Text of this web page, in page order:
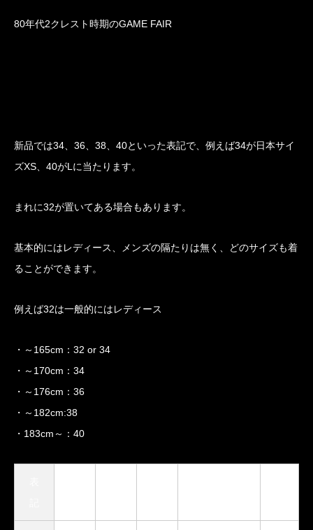
80年代2クレスト時期のGAME FAIR
新品では34、36、38、40といった表記で、例えば34が日本サイ
ズXS、40がLに当たります。
まれに32が置いてある場合もあります。
基本的にはレディース、メンズの隔たりは無く、どのサイズも着
ることができます。
例えば32は一般的にはレディース
・～165cm：32 or 34
・～170cm：34
・～176cm：36
・～182cm:38
・183cm～：40